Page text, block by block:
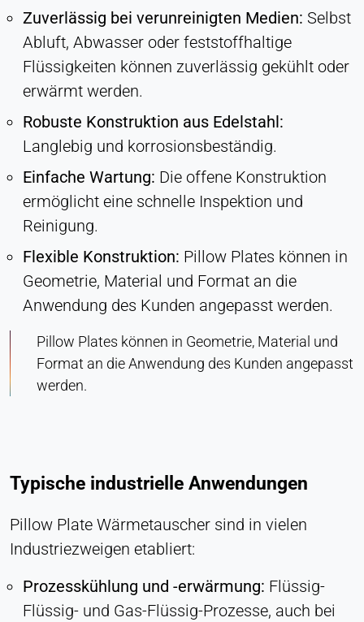
Zuverlässig bei verunreinigten Medien: Selbst
Abluft, Abwasser oder feststoffhaltige
Flüssigkeiten können zuverlässig gekühlt oder
erwärmt werden.
Robuste Konstruktion aus Edelstahl:
Langlebig und korrosionsbeständig.
Einfache Wartung: Die offene Konstruktion
ermöglicht eine schnelle Inspektion und
Reinigung.
Flexible Konstruktion: Pillow Plates können in
Geometrie, Material und Format an die
Anwendung des Kunden angepasst werden.
Pillow Plates können in Geometrie, Material und
Format an die Anwendung des Kunden angepasst
werden.
Typische industrielle Anwendungen
Pillow Plate Wärmetauscher sind in vielen
Industriezweigen etabliert:
Prozesskühlung und -erwärmung: Flüssig-
Flüssig- und Gas-Flüssig-Prozesse, auch bei